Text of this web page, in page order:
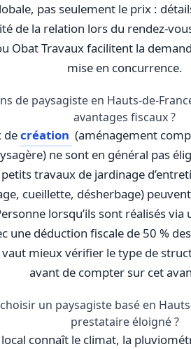
pas seulement le prix :
de la relation lors du rendez-
Obat Travaux facilitent la
mise en concurrence.
de paysagiste en Hauts-de-
avantages fiscaux ?
decréation (aménagement
ne sont en général pas
travaux de jardinage
cueillette, désherbage)
lorsqu’ils sont réalisés
une déduction fiscale de 50 %
mieux vérifier le type de
avant de compter sur cet
un paysagiste basé en
prestataire éloigné ?
connaît le climat, la